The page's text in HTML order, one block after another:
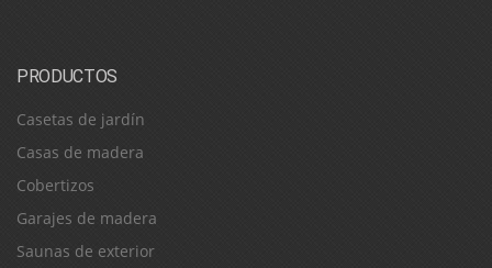
PRODUCTOS
Casetas de jardín
Casas de madera
Cobertizos
Garajes de madera
Saunas de exterior